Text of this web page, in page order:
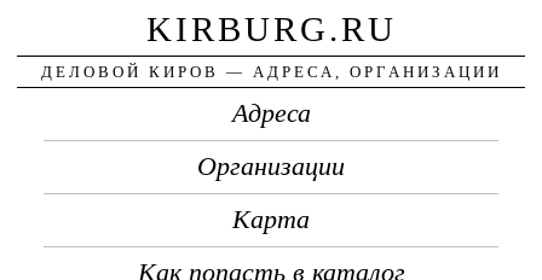
KIRBURG.RU
ДЕЛОВОЙ КИРОВ — АДРЕСА, ОРГАНИЗАЦИИ
Адреса
Организации
Карта
Как попасть в каталог